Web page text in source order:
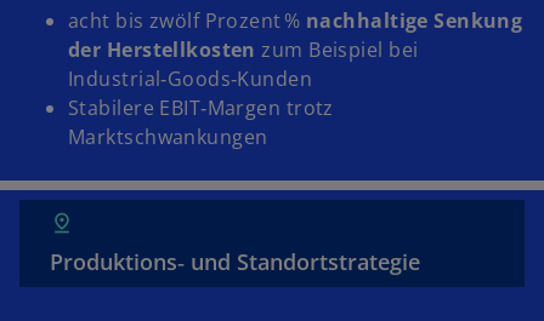
acht bis zwölf Prozent % nachhaltige Senkung
der Herstellkosten zum Beispiel bei
Industrial‑Goods‑Kunden
Stabilere EBIT‑Margen trotz
Marktschwankungen
Produktions‑ und Standortstrategie